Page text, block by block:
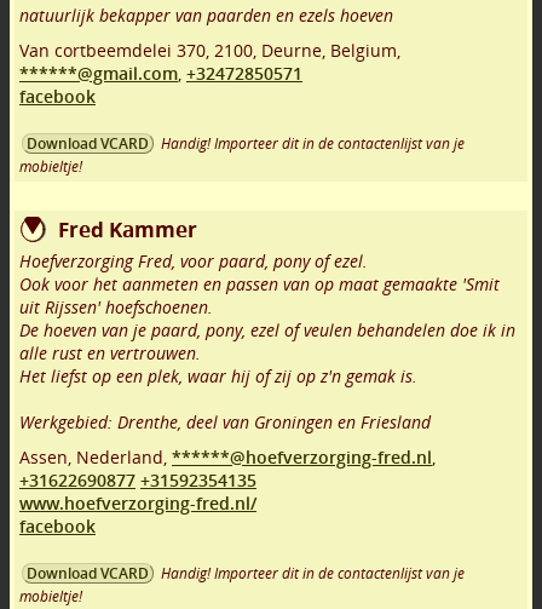
natuurlijk bekapper van paarden en ezels hoeven
Van cortbeemdelei 370, 2100, Deurne, Belgium,
******@gmail.com, +32472850571
facebook
Download VCARD
Handig! Importeer dit in de contactenlijst van je
mobieltje!
Fred Kammer
Hoefverzorging Fred, voor paard, pony of ezel.
Ook voor het aanmeten en passen van op maat gemaakte 'Smit
uit Rijssen' hoefschoenen.
De hoeven van je paard, pony, ezel of veulen behandelen doe ik in
alle rust en vertrouwen.
Het liefst op een plek, waar hij of zij op z'n gemak is.
Werkgebied: Drenthe, deel van Groningen en Friesland
Assen, Nederland, ******@hoefverzorging-fred.nl,
+31622690877 +31592354135
www.hoefverzorging-fred.nl/
facebook
Download VCARD
Handig! Importeer dit in de contactenlijst van je
mobieltje!